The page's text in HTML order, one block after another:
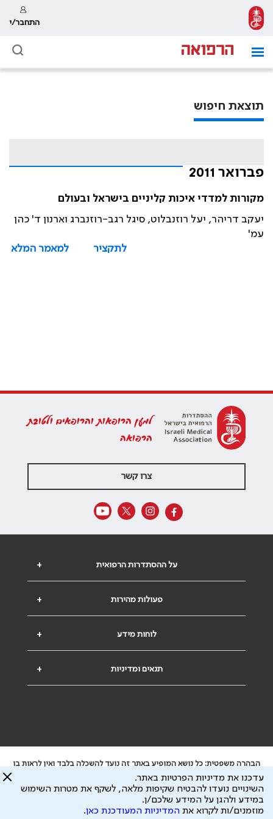
התחבר/י
תוצאת חיפוש
פברואר 2011
מקורות למדדי איכות קליניים בישראל ובעולם
יעקב דריהר, יעל רוזנבלוט, סיגל רגב-רוזנברג וארנון ד' כהן
עמ'
לתקציר
למאמר המלא
למען הרופאות והרופאים ולטובת
הרפואה
צרו קשר
+ על ההסתדרות הרפואית
+ פעולות מהירות
+ לוחות מידע
+ תנאים ומדיניות
הבהרה משפטית: כל נושא המופיע באתר זה נועד להשכלה בלבד ואין לראות בו
ייעוץ רפואי או משפטי. אין הר"י אחראית לתוכן המתפרסם באתר זה ולכל נזק
שעלול להיגרם.
ידוע לי שהר"י אוספת ושומרת מידע אישי לצורך מתן השרות וכי חלק ממנו עשוי
להיות מועבר לצדדים שלישיים, הכל בכפוף למדיניות הפרטיות
עדכנו את מדיניות הפרטיות באתר.
השינויים נועדו להבטיח שקיפות מלאה, לשקף את מטרות השימוש
במידע ולהגן על המידע שלכם/ן.
מוזמנים/ות לקרוא את המדיניות המעודכנת כאן.